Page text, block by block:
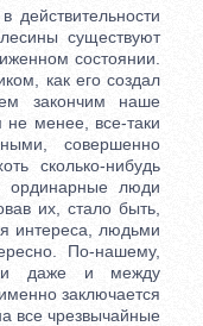
существуют
состоянии.
как его создал
закончим наше
не менее, все-таки
совершенно
сколько-нибудь
ординарные люди
их, стало быть,
интереса, людьми
По-нашему,
даже и между
заключается
все чрезвычайные